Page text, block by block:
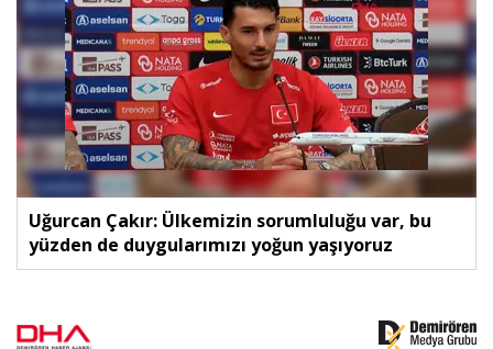
Uğurcan Çakır: Ülkemizin sorumluluğu var, bu
yüzden de duygularımızı yoğun yaşıyoruz